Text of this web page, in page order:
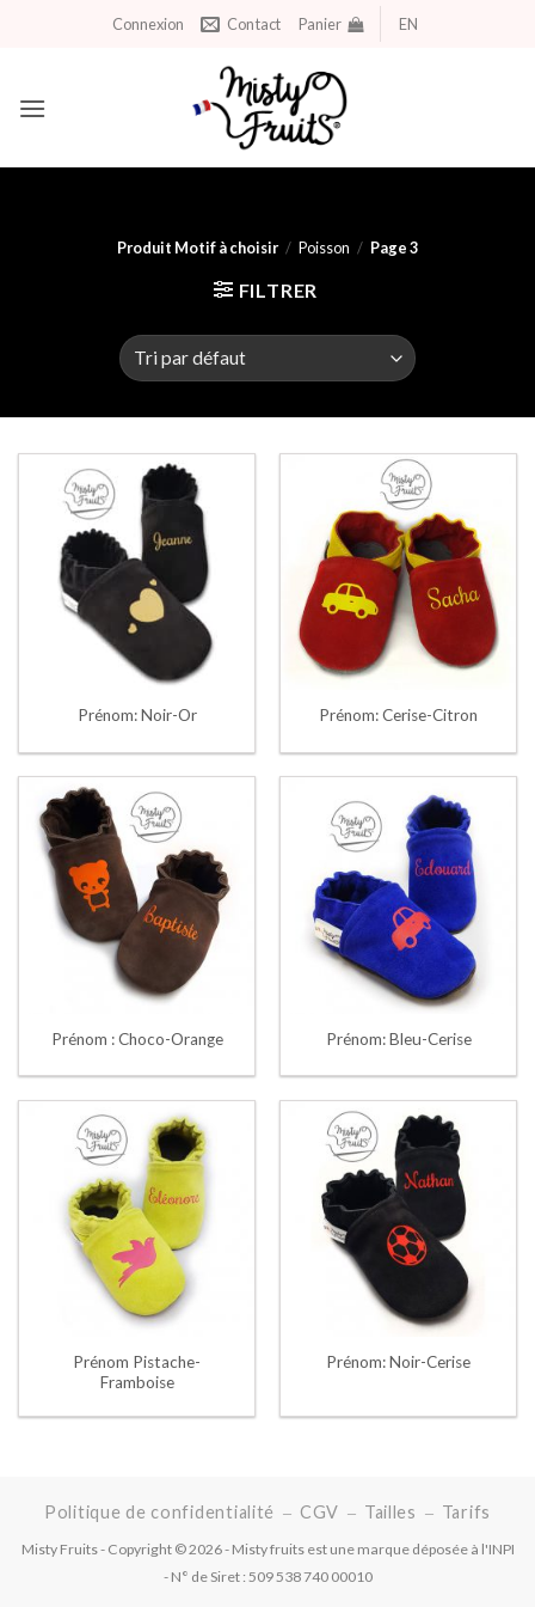
Connexion Contact Panier EN
Produit Motif à choisir / Poisson / Page 3
FILTRER
Prénom: Noir-Or Prénom: Cerise-Citron
Prénom : Choco-Orange Prénom: Bleu-Cerise
Prénom Pistache-
Framboise
Prénom: Noir-Cerise
Politique de confidentialité CGV Tailles Tarifs
Misty Fruits - Copyright © 2026 - Misty fruits est une marque déposée à l'INPI
- N° de Siret : 509 538 740 00010